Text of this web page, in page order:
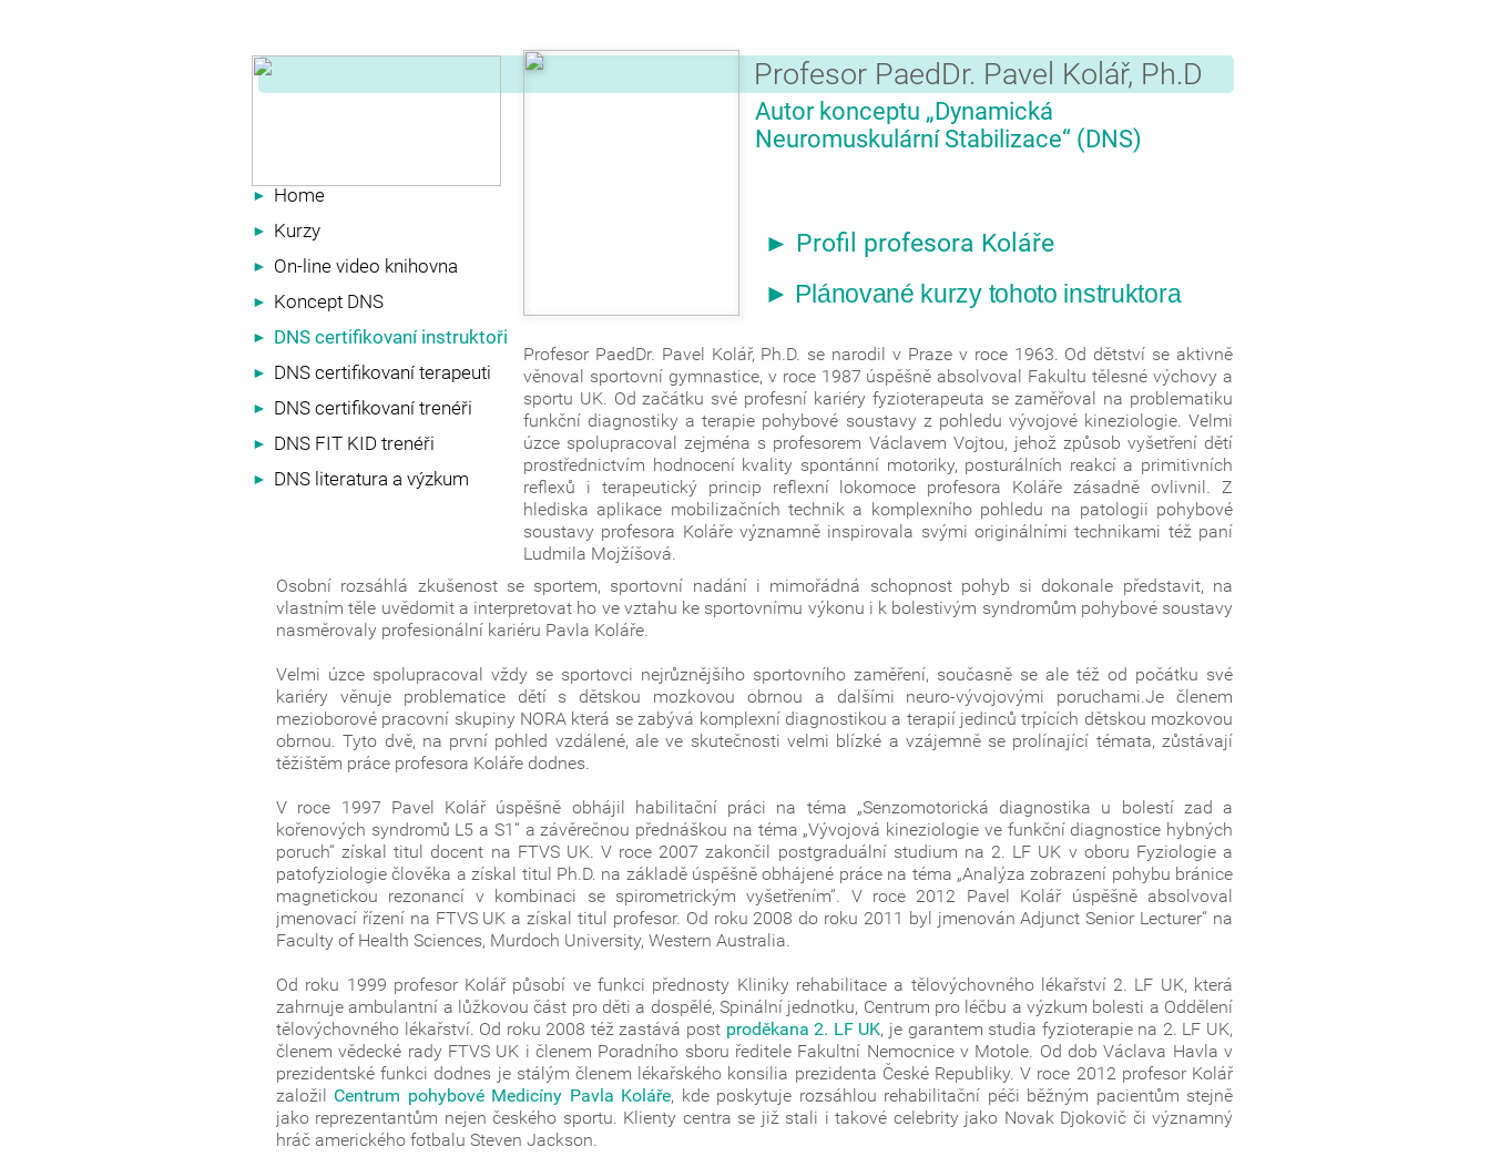
Profesor PaedDr. Pavel Kolář, Ph.D
Autor konceptu „Dynamická
Neuromuskulární Stabilizace“ (DNS)
► Home
► Kurzy
► On-line video knihovna
► Koncept DNS
► DNS certifikovaní instruktoři
► DNS certifikovaní terapeuti
► DNS certifikovaní trenéři
► DNS FIT KID trenéři
► DNS literatura a výzkum
► Profil profesora Koláře
► Plánované kurzy tohoto instruktora
Profesor PaedDr. Pavel Kolář, Ph.D. se narodil v Praze v roce 1963. Od dětství se aktivně
věnoval sportovní gymnastice, v roce 1987 úspěšně absolvoval Fakultu tělesné výchovy a
sportu UK. Od začátku své profesní kariéry fyzioterapeuta se zaměřoval na problematiku
funkční diagnostiky a terapie pohybové soustavy z pohledu vývojové kineziologie. Velmi
úzce spolupracoval zejména s profesorem Václavem Vojtou, jehož způsob vyšetření dětí
prostřednictvím hodnocení kvality spontánní motoriky, posturálních reakcí a primitivních
reflexů i terapeutický princip reflexní lokomoce profesora Koláře zásadně ovlivnil. Z
hlediska aplikace mobilizačních technik a komplexního pohledu na patologii pohybové
soustavy profesora Koláře významně inspirovala svými originálními technikami též paní
Ludmila Mojžíšová.
Osobní rozsáhlá zkušenost se sportem, sportovní nadání i mimořádná schopnost pohyb si dokonale představit, na
vlastním těle uvědomit a interpretovat ho ve vztahu ke sportovnímu výkonu i k bolestivým syndromům pohybové soustavy
nasměrovaly profesionální kariéru Pavla Koláře.
Velmi úzce spolupracoval vždy se sportovci nejrůznějšího sportovního zaměření, současně se ale též od počátku své
kariéry věnuje problematice dětí s dětskou mozkovou obrnou a dalšími neuro-vývojovými poruchami.Je členem
mezioborové pracovní skupiny NORA která se zabývá komplexní diagnostikou a terapií jedinců trpících dětskou mozkovou
obrnou. Tyto dvě, na první pohled vzdálené, ale ve skutečnosti velmi blízké a vzájemně se prolínající témata, zůstávají
těžištěm práce profesora Koláře dodnes.
V roce 1997 Pavel Kolář úspěšně obhájil habilitační práci na téma „Senzomotorická diagnostika u bolestí zad a
kořenových syndromů L5 a S1“ a závěrečnou přednáškou na téma „Vývojová kineziologie ve funkční diagnostice hybných
poruch“ získal titul docent na FTVS UK. V roce 2007 zakončil postgraduální studium na 2. LF UK v oboru Fyziologie a
patofyziologie člověka a získal titul Ph.D. na základě úspěšně obhájené práce na téma „Analýza zobrazení pohybu bránice
magnetickou rezonancí v kombinaci se spirometrickým vyšetřením“. V roce 2012 Pavel Kolář úspěšně absolvoval
jmenovací řízení na FTVS UK a získal titul profesor. Od roku 2008 do roku 2011 byl jmenován Adjunct Senior Lecturer“ na
Faculty of Health Sciences, Murdoch University, Western Australia.
Od roku 1999 profesor Kolář působí ve funkci přednosty Kliniky rehabilitace a tělovýchovného lékařství 2. LF UK, která
zahrnuje ambulantní a lůžkovou část pro děti a dospělé, Spinální jednotku, Centrum pro léčbu a výzkum bolesti a Oddělení
tělovýchovného lékařství. Od roku 2008 též zastává post proděkana 2. LF UK, je garantem studia fyzioterapie na 2. LF UK,
členem vědecké rady FTVS UK i členem Poradního sboru ředitele Fakultní Nemocnice v Motole. Od dob Václava Havla v
prezidentské funkci dodnes je stálým členem lékařského konsilia prezidenta České Republiky. V roce 2012 profesor Kolář
založil Centrum pohybové Medicíny Pavla Koláře, kde poskytuje rozsáhlou rehabilitační péči běžným pacientům stejně
jako reprezentantům nejen českého sportu. Klienty centra se již stali i takové celebrity jako Novak Djokovič či významný
hráč amerického fotbalu Steven Jackson.